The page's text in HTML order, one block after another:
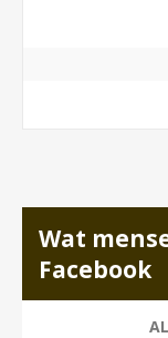
Wat
Facebook